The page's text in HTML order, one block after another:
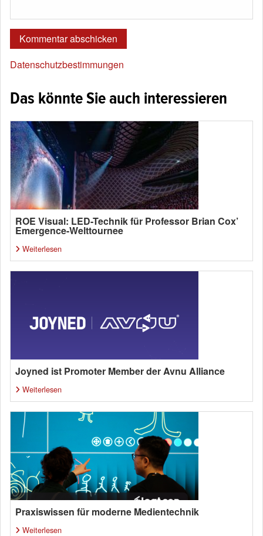
Datenschutzbestimmungen
Das könnte Sie auch interessieren
ROE Visual: LED-Technik für Professor Brian Cox’
Emergence-Welttournee
Weiterlesen
Joyned ist Promoter Member der Avnu Alliance
Weiterlesen
Praxiswissen für moderne Medientechnik
Weiterlesen